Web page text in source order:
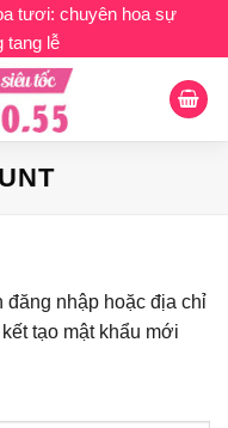
tươi: chuyên hoa sự
tang lễ
đăng nhập hoặc địa chỉ
tạo mật khẩu mới